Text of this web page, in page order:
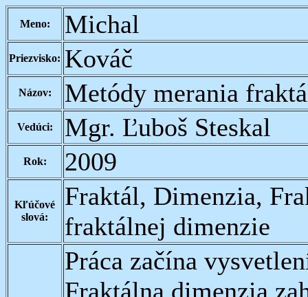
Meno: Michal
Priezvisko: Kováč
Názov: Metódy merania
Vedúci: Mgr. Ľuboš Steskal
Rok: 2009
Kľúčové
slová:
Fraktál, Dimenzia,
fraktálnej dimenzie
Práca začína
Fraktálna dimenzia